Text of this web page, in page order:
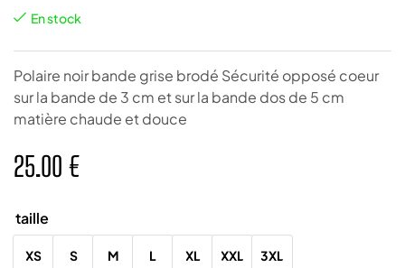
En stock
Polaire noir bande grise brodé Sécurité opposé coeur
sur la bande de 3 cm et sur la bande dos de 5 cm
matière chaude et douce
25.00 €
taille
XS S M L XL XXL 3XL